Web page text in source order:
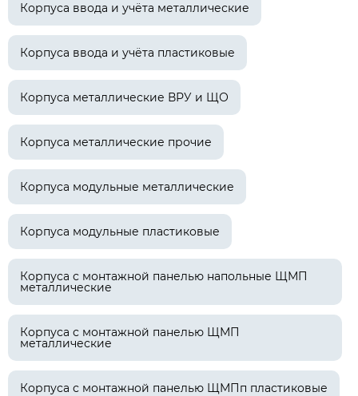
Корпуса ввода и учёта металлические
Корпуса ввода и учёта пластиковые
Корпуса металлические ВРУ и ЩО
Корпуса металлические прочие
Корпуса модульные металлические
Корпуса модульные пластиковые
Корпуса с монтажной панелью напольные ЩМП
металлические
Корпуса с монтажной панелью ЩМП
металлические
Корпуса с монтажной панелью ЩМПп пластиковые